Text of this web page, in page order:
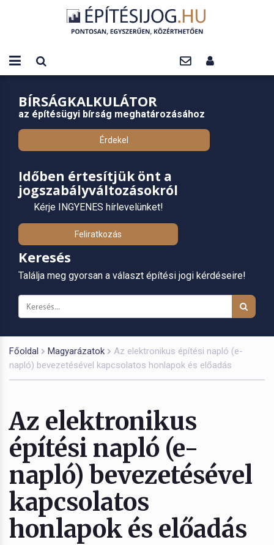
BÍRSÁGKALKULÁTOR
az építésügyi bírság meghatározásához
Érdekel
Időben értesítjük önt a
jogszabályváltozásokról
Kérje INGYENES hírlevelünket!
Feliratkozás
Keresés
Találja meg gyorsan a választ építési jogi kérdéseire!
Főoldal Magyarázatok
Az elektronikus építési napló (e-
napló) bevezetésével kapcsolatos honlapok és előadás
Az elektronikus
építési napló (e-
napló) bevezetésével
kapcsolatos
honlapok és előadás